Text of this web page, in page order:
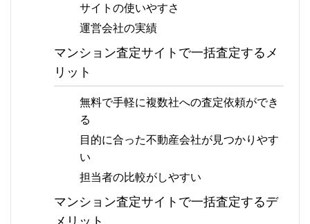
サイトの使いやすさ
運営会社の実績
マンション査定サイトで一括査定するメ
リット
無料で手軽に複数社への査定依頼ができ
る
目的に合った不動産会社が見つかりやす
い
担当者の比較がしやすい
マンション査定サイトで一括査定するデ
メリット